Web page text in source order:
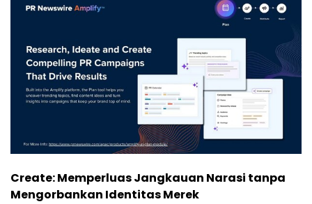
Create: Memperluas Jangkauan Narasi tanpa
Mengorbankan Identitas Merek